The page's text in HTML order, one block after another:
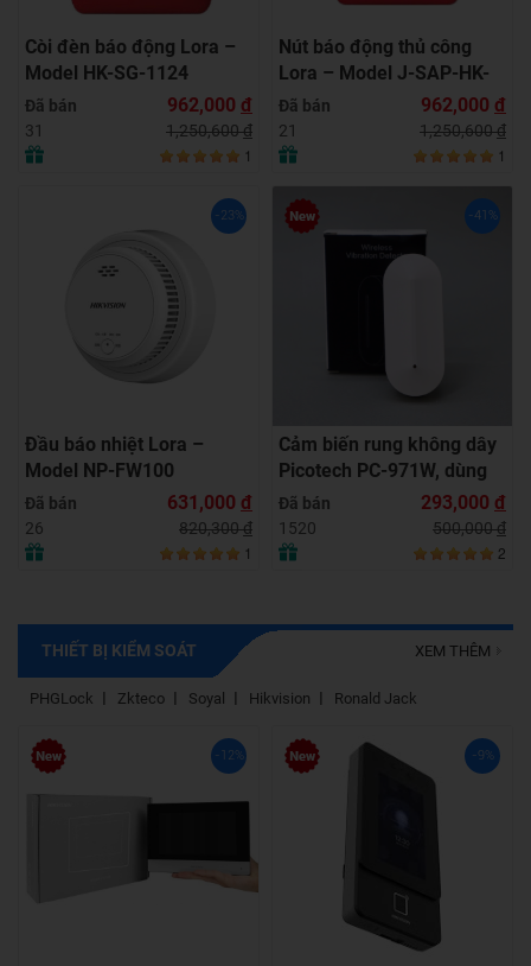
Còi đèn báo động Lora –
Model HK-SG-1124
Đã bán
31
962,000 đ
1,250,600đ
1
Nút báo động thủ công
Lora – Model J-SAP-HK-
1104
Đã bán
21
962,000 đ
1,250,600đ
1
-23%
Đầu báo nhiệt Lora –
Model NP-FW100
Đã bán
26
631,000 đ
820,300đ
1
-41%
Cảm biến rung không dây
Picotech PC-971W, dùng
cho nhà riêng, tiệm vàng,
ATM
Đã bán
1520
293,000 đ
500,000đ
2
THIẾT BỊ KIỂM SOÁT
PHGLock Zkteco Soyal Hikvision Ronald Jack
XEM THÊM
-12% -9%